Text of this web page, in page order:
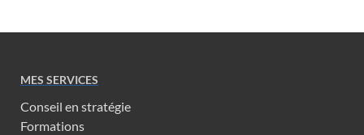
MES SERVICES
Conseil en stratégie
Formations